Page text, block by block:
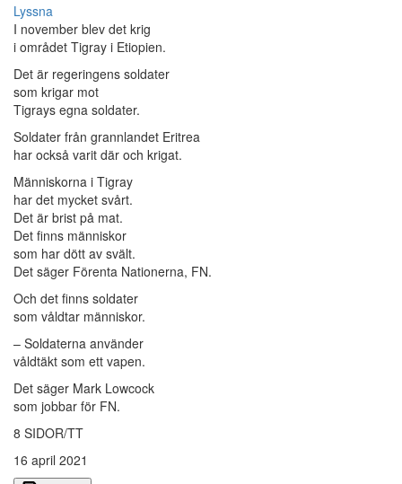
Lyssna
I november blev det krig
i området Tigray i Etiopien.
Det är regeringens soldater
som krigar mot
Tigrays egna soldater.
Soldater från grannlandet Eritrea
har också varit där och krigat.
Människorna i Tigray
har det mycket svårt.
Det är brist på mat.
Det finns människor
som har dött av svält.
Det säger Förenta Nationerna, FN.
Och det finns soldater
som våldtar människor.
– Soldaterna använder
våldtäkt som ett vapen.
Det säger Mark Lowcock
som jobbar för FN.
8 SIDOR/TT
16 april 2021